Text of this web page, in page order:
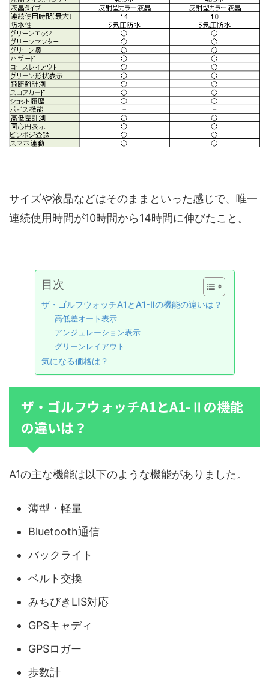
サイズや液晶などはそのままといった感じで、唯一
連続使用時間が10時間から14時間に伸びたこと。
目次
ザ・ゴルフウォッチA1とA1-Ⅱの機能の違いは？
高低差オート表示
アンジュレーション表示
グリーンレイアウト
気になる価格は？
ザ・ゴルフウォッチA1とA1-Ⅱの機能
の違いは？
A1の主な機能は以下のような機能がありました。
薄型・軽量
Bluetooth通信
バックライト
ベルト交換
みちびきLIS対応
GPSキャディ
GPSロガー
歩数計